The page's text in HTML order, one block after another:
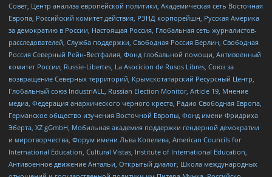
Совет, Центр анализа европейской политики, Академическая сеть Восточная
Европа, Российский комитет действия, РЭНД корпорейшн, Русская Америка
за демократию в России, Настоящая Россия, Глобальная сеть журналистов-
расследователей, Служба поддержки, Свободная Россия Берлин, Свободная
Россия Северный Рейн-Вестфалия, Фонд глобальной помощи, Антивоенный
комитет России, Russie-Libertes, La Asocicion de Rusos Libres, Союз за
возвращение Северных территорий, Крымскотатарский Ресурсный Центр,
Глобальный союз IndustriALL, Russian Election Monitor, Article 19, Мнение
медиа, Федерация анархического черного креста, Радио Свободная Европа,
Германское общество изучения Восточной Европы, Фонд имени Фридриха
Эберта, XZ gGmbH, Мобильная академия поддержки гендерной демократии
и миротворчества, Форум имени Льва Копелева, American Councils for
International Education, Cultural Vistas, Institute of International Education,
Антивоенное движение Антальи, Открытый диалог, Школа международных